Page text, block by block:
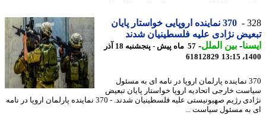
370 نماینده اروپایی خواستار پایان
نژادی علیه فلسطینیان شدند
-بین الملل-
57 ماه پیش - پنجشنبه 18 آذر
61812829
370 نماینده پارلمان اروپا در نامه ای به مسئول
خارجی اتحادیه اروپا خواستار پایان تبعیض
نژادی رژیم صهیونیستی علیه فلسطینیان شدند. - 370 نماینده پارلمان اروپا در نامه
به مسئول سیاست ...